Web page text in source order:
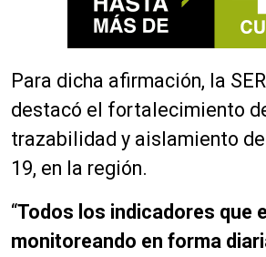
Para dicha afirmación, la
destacó el fortalecimiento
trazabilidad y aislamiento de
19, en la región.
“Todos los indicadores que
monitoreando en forma